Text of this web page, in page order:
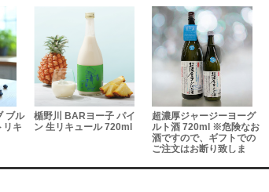
ブル
リキ
楯野川 BARヨー子 パイ
ン 生リキュール 720ml
超濃厚ジャージーヨーグ
ルト酒 720ml ※危険なお
酒ですので、ギフトでの
ご注文はお断り致しま